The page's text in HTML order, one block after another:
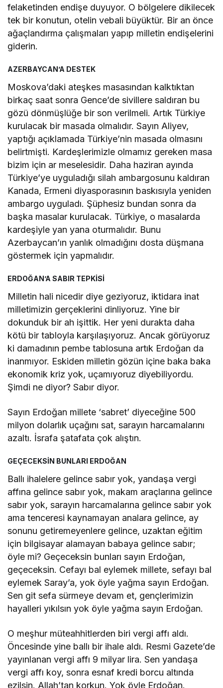
felaketinden endişe duyuyor. O bölgelere dikilecek
tek bir konutun, otelin vebali büyüktür. Bir an önce
ağaçlandırma çalışmaları yapıp milletin endişelerini
giderin.
AZERBAYCAN’A DESTEK
Moskova’daki ateşkes masasından kalktıktan
birkaç saat sonra Gence’de sivillere saldıran bu
gözü dönmüşlüğe bir son verilmeli. Artık Türkiye
kurulacak bir masada olmalıdır. Sayın Aliyev,
yaptığı açıklamada Türkiye’nin masada olmasını
belirtmişti. Kardeşlerimizle olmamız gereken masa
bizim için ar meselesidir. Daha haziran ayında
Türkiye’ye uyguladığı silah ambargosunu kaldıran
Kanada, Ermeni diyasporasının baskısıyla yeniden
ambargo uyguladı. Şüphesiz bundan sonra da
başka masalar kurulacak. Türkiye, o masalarda
kardeşiyle yan yana oturmalıdır. Bunu
Azerbaycan’ın yanlık olmadığını dosta düşmana
göstermek için yapmalıdır.
ERDOĞAN’A SABIR TEPKİSİ
Milletin hali nicedir diye geziyoruz, iktidara inat
milletimizin gerçeklerini dinliyoruz. Yine bir
dokunduk bir ah işittik. Her yeni durakta daha
kötü bir tabloyla karşılaşıyoruz. Ancak görüyoruz
ki damadının pembe tablosuna artık Erdoğan da
inanmıyor. Eskiden milletin gözün içine baka baka
ekonomik kriz yok, uçamıyoruz diyebiliyordu.
Şimdi ne diyor? Sabır diyor.
Sayın Erdoğan millete ‘sabret’ diyeceğine 500
milyon dolarlık uçağını sat, sarayın harcamalarını
azaltı. İsrafa şatafata çok alıştın.
GEÇECEKSİN BUNLARI ERDOĞAN
Ballı ihalelere gelince sabır yok, yandaşa vergi
affına gelince sabır yok, makam araçlarına gelince
sabır yok, sarayın harcamalarına gelince sabır yok
ama tenceresi kaynamayan analara gelince, ay
sonunu getiremeyenlere gelince, uzaktan eğitim
için bilgisayar alamayan babaya gelince sabır;
öyle mi? Geçeceksin bunları sayın Erdoğan,
geçeceksin. Cefayı bal eylemek millete, sefayı bal
eylemek Saray’a, yok öyle yağma sayın Erdoğan.
Sen git sefa sürmeye devam et, gençlerimizin
hayalleri yıkılsın yok öyle yağma sayın Erdoğan.
O meşhur müteahhitlerden biri vergi affı aldı.
Öncesinde yine ballı bir ihale aldı. Resmi Gazete’de
yayınlanan vergi affı 9 milyar lira. Sen yandaşa
vergi affı koy, sonra esnaf kredi borcu altında
ezilsin. Allah’tan korkun. Yok öyle Erdoğan.